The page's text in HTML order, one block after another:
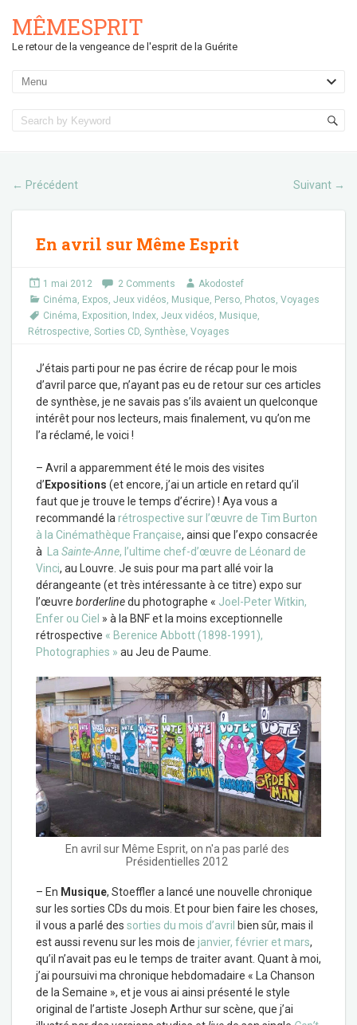
MÊMESPRIT
Le retour de la vengeance de l'esprit de la Guérite
← Précédent Suivant →
En avril sur Même Esprit
1 mai 2012 2 Comments
Akodostef
Cinéma, Expos, Jeux vidéos, Musique, Perso, Photos, Voyages
Cinéma, Exposition, Index, Jeux vidéos, Musique,
Rétrospective, Sorties CD, Synthèse, Voyages
J’étais parti pour ne pas écrire de récap pour le mois
d’avril parce que, n’ayant pas eu de retour sur ces articles
de synthèse, je ne savais pas s’ils avaient un quelconque
intérêt pour nos lecteurs, mais finalement, vu qu’on me
l’a réclamé, le voici !
– Avril a apparemment été le mois des visites
d’ Expositions (et encore, j’ai un article en retard qu’il
faut que je trouve le temps d’écrire) ! Aya vous a
recommandé la rétrospective sur l’œuvre de Tim Burton
à la Cinémathèque Française, ainsi que l’expo consacrée
à
La Sainte-Anne, l’ultime chef-d’œuvre de Léonard de
Vinci, au Louvre. Je suis pour ma part allé voir la
dérangeante (et très intéressante à ce titre) expo sur
l’œuvre borderlinedu photographe « Joel-Peter Witkin,
Enfer ou Ciel » à la BNF et la moins exceptionnelle
rétrospective « Berenice Abbott (1898-1991),
Photographies » au Jeu de Paume.
En avril sur Même Esprit, on n'a pas parlé des
Présidentielles 2012
– En Musique, Stoeffler a lancé une nouvelle chronique
sur les sorties CDs du mois. Et pour bien faire les choses,
il vous a parlé des sorties du mois d’avril bien sûr, mais il
est aussi revenu sur les mois de janvier, février et mars,
qu’il n’avait pas eu le temps de traiter avant. Quant à moi,
j’ai poursuivi ma chronique hebdomadaire « La Chanson
de la Semaine », et je vous ai ainsi présenté le style
original de l’artiste Joseph Arthur sur scène, que j’ai